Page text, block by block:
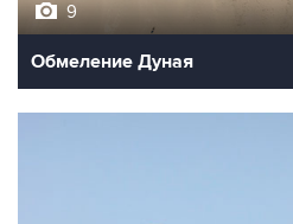
9
Обмеление Дуная